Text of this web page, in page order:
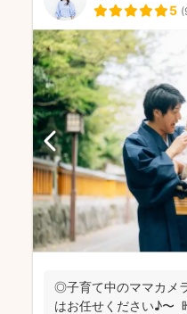
5 (
◎子育て中のママカメ
はお任せください♪〜